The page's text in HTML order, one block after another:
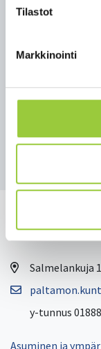
Tilastot
Markkinointi
lik­kö (044 797
Veik­ko
Kainuun
täällä.
Takaisin
Salmelankuja
y-tunnus
Asuminen ja